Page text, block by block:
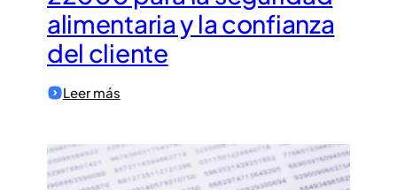
alimentaria y la confianza
del cliente
Leer más:
Beneficios
ISO
22000
para